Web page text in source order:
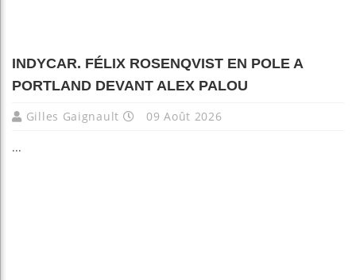
INDYCAR. FÉLIX ROSENQVIST EN POLE A
PORTLAND DEVANT ALEX PALOU
Gilles Gaignault 09 Août 2026
...